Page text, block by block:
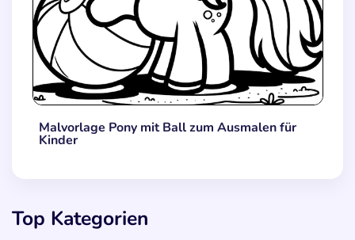
Malvorlage Pony mit Ball zum Ausmalen für
Kinder
Top Kategorien